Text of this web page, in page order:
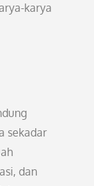
karya
sekadar
dan